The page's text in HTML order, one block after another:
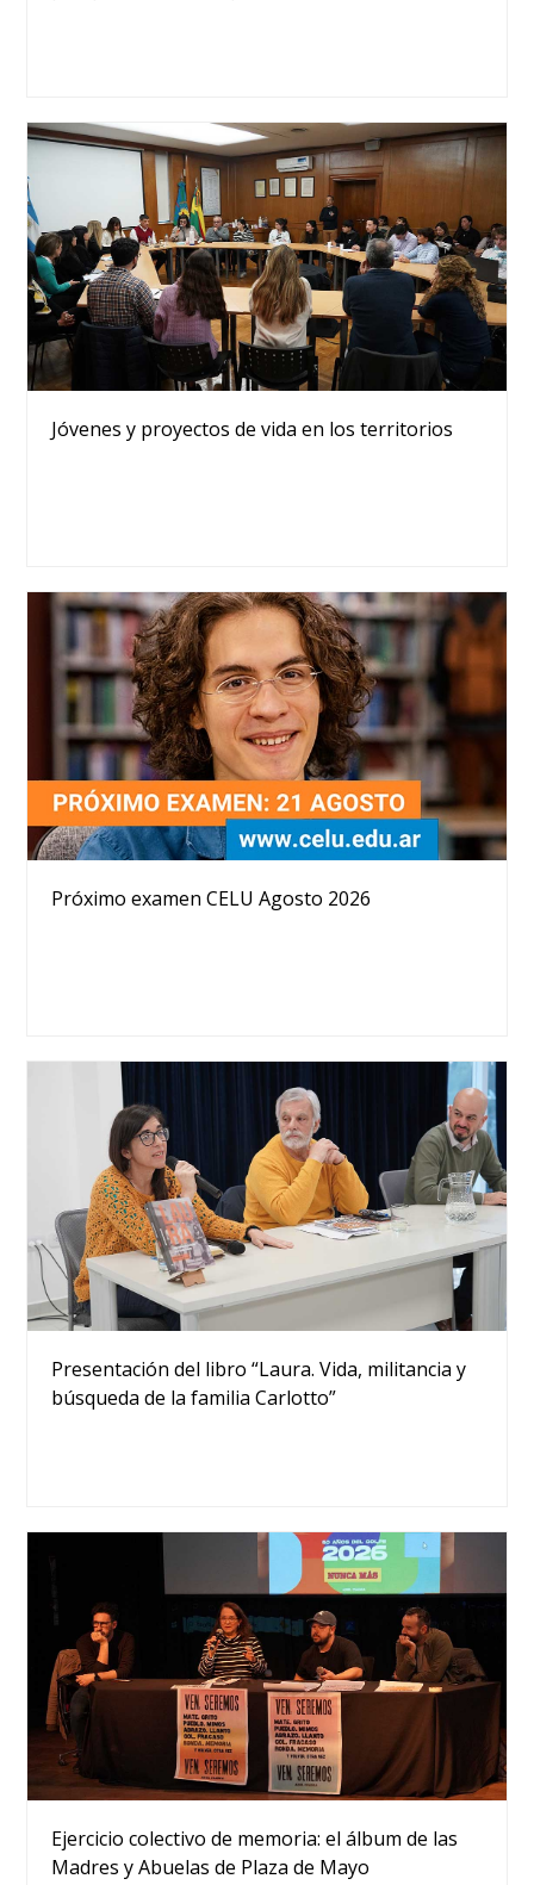
Jóvenes y proyectos de vida en los territorios
Próximo examen CELU Agosto 2026
Presentación del libro “Laura. Vida, militancia y
búsqueda de la familia Carlotto”
Ejercicio colectivo de memoria: el álbum de las
Madres y Abuelas de Plaza de Mayo